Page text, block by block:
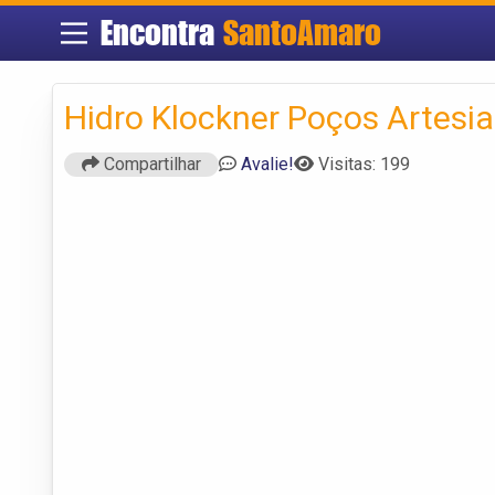
Encontra SantoAmaro
Hidro Klockner Poços
Compartilhar Avalie! Visitas: 199